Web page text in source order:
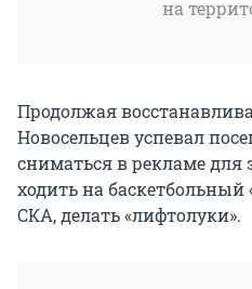
на
Продолжая
Новосельцев успевал
сниматься в рекламе для
ходить на
СКА, делать «лифтолуки».